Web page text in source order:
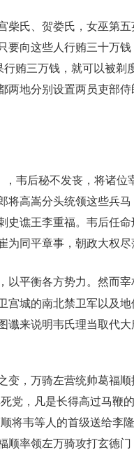
氏、贺娄氏，女巫第
向这些人行贿三十万
贿三万钱，就可以被
地分别设置两员吏部
韦后秘不发丧，将诸位
高嵩分头统领这些兵
谯王李重福。韦后任
同平章事，朝政大权尽
平衡各方势力。然而
城的南北禁卫军以及
来说明韦氏理当取代
，万骑左营统帅葛福
党，凡是长得高过马鞭
将韦等人的首级送给李
率领左万骑攻打玄德